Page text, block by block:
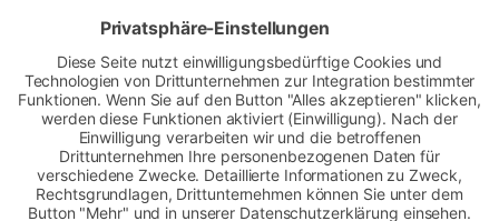
Wir benötigen Ihre Zustimmung, um den -
Service zu laden!
Dieser Inhalt darf aufgrund von Trackern, die Besuchern
nicht offengelegt werden, nicht geladen werden. Der
Besitzer der Website muss diese mit seinem CMP
einrichten, um diesen Inhalt zur Liste der verwendeten